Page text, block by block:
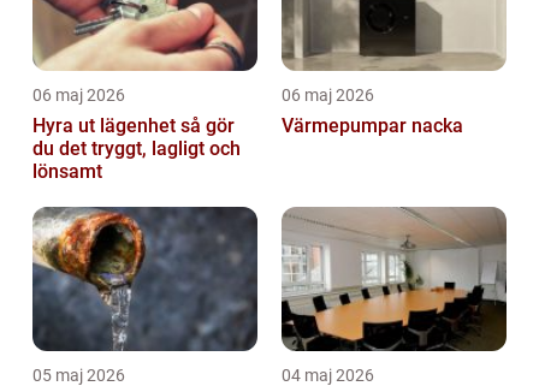
06 maj 2026
Hyra ut lägenhet så gör
du det tryggt, lagligt och
lönsamt
06 maj 2026
Värmepumpar nacka
05 maj 2026 04 maj 2026